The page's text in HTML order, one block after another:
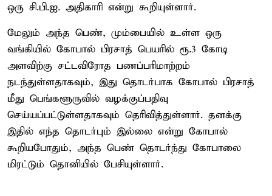
ஒரு சி.பி.ஐ. அதிகாரி என்று கூறியுள்ளார்.
மேலும் அந்த பெண், மும்பையில் உள்ள ஒரு
வங்கியில் கோபால் பிரசாத் பெயரில் ரூ.3 கோடி
அளவிற்கு சட்டவிரோத பணப்பரிமாற்றம்
நடந்துள்ளதாகவும், இது தொடர்பாக கோபால் பிரசாத்
மீது பெங்களூருவில் வழக்குப்பதிவு
செய்யப்பட்டுள்ளதாகவும் தெரிவித்துள்ளார். தனக்கு
இதில் எந்த தொடர்பும் இல்லை என்று கோபால்
கூறியபோதும், அந்த பெண் தொடர்ந்து கோபாலை
மிரட்டும் தொனியில் பேசியுள்ளார்.